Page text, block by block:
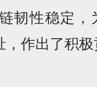
韧性稳定，
作出了积极